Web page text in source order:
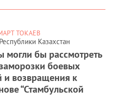
ТОКАЕВ
Казахстан
могли бы рассмотреть
боевых
и возвращения к
“Стамбульской